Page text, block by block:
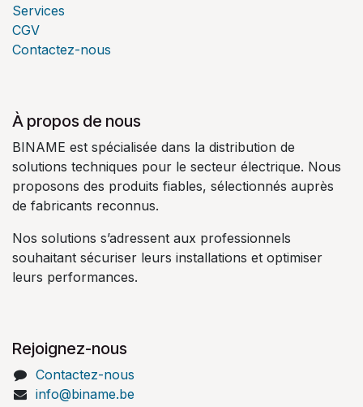
Services
CGV
Contactez-nous
À propos de nous
BINAME est spécialisée dans la distribution de
solutions techniques pour le secteur électrique. Nous
proposons des produits fiables, sélectionnés auprès
de fabricants reconnus.
Nos solutions s’adressent aux professionnels
souhaitant sécuriser leurs installations et optimiser
leurs performances.
Rejoignez-nous
Contactez-nous
info@biname.be